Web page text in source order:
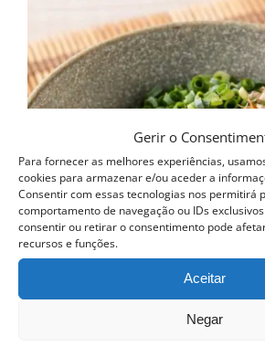
Gerir o
Para fornecer as melhores experiências,
cookies para armazenar e/ou aceder a
Consentir com essas tecnologias nos permitirá
comportamento de navegação ou IDs
consentir ou retirar o consentimento pode
recursos e funções.
Aceitar
Negar
The
options
may
on
the
product
page